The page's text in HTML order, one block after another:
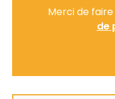
Merci de
de